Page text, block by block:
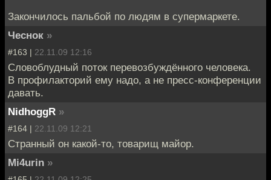
Закончилось пальбой по людям в супермаркете.
Чеснок »
#163 | 22.11.09 12:16
Словоблудный поток перевозбуждённого человека.
В профилакторий ему надо, а не пресс-конференции
давать.
NidhoggR »
#164 | 22.11.09 12:21
Странный он какой-то, товарищ майор.
Mi4urin »